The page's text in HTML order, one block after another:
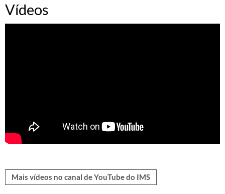
Vídeos
Mais vídeos no canal de YouTube do IMS